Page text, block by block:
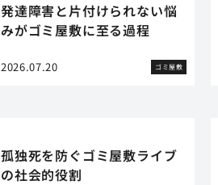
発達障害と片付けられない悩
みがゴミ屋敷に至る過程
2026.07.20 ゴミ屋敷
孤独死を防ぐゴミ屋敷ライブ
の社会的役割